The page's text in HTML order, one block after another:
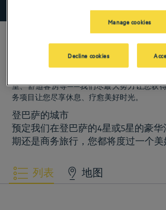
室、舒适客房等——我们尽最大努力让您获
务项目让您尽享休息、疗愈美好时光。
登巴萨的城市
预定我们在登巴萨的4星或5星的豪
期还是商务旅行，您都将度过一个美
列表 地图
Manage cookies
Decline cookies